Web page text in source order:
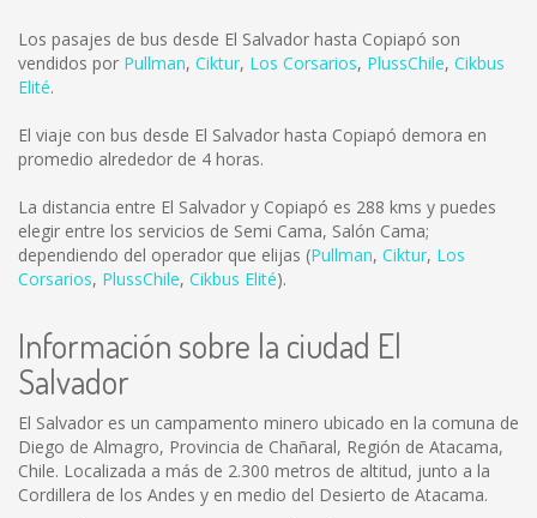
Los pasajes de bus desde El Salvador hasta Copiapó son
vendidos por Pullman, Ciktur, Los Corsarios, PlussChile, Cikbus
Elité.
El viaje con bus desde El Salvador hasta Copiapó demora en
promedio alrededor de 4 horas.
La distancia entre El Salvador y Copiapó es 288 kms y puedes
elegir entre los servicios de Semi Cama, Salón Cama;
dependiendo del operador que elijas (Pullman, Ciktur, Los
Corsarios, PlussChile, Cikbus Elité).
Información sobre la ciudad El
Salvador
El Salvador es un campamento minero ubicado en la comuna de
Diego de Almagro, Provincia de Chañaral, Región de Atacama,
Chile. Localizada a más de 2.300 metros de altitud, junto a la
Cordillera de los Andes y en medio del Desierto de Atacama.